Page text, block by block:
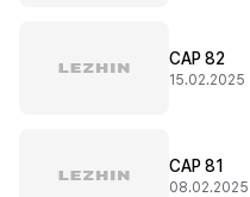
CAP 82
15.02.2025
CAP 81
08.02.2025